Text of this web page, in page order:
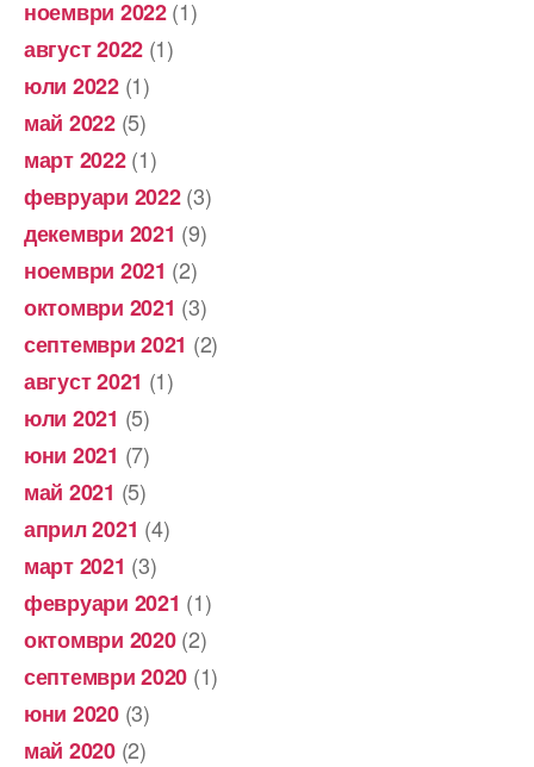
ноември 2022(1)
август 2022 (1)
юли 2022(1)
май 2022(5)
март 2022(1)
февруари 2022(3)
декември 2021 (9)
ноември 2021 (2)
октомври 2021 (3)
септември 2021 (2)
август 2021 (1)
юли 2021 (5)
юни 2021 (7)
май 2021 (5)
април 2021 (4)
март 2021 (3)
февруари 2021 (1)
октомври 2020(2)
септември 2020 (1)
юни 2020(3)
май 2020(2)